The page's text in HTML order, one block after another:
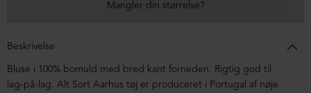
Mangler din størrelse?
Beskrivelse
Bluse i 100% bomuld med bred kant forneden. Rigtig god til
lag-på-lag. Alt Sort Aarhus tøj er produceret i Portugal af nøje